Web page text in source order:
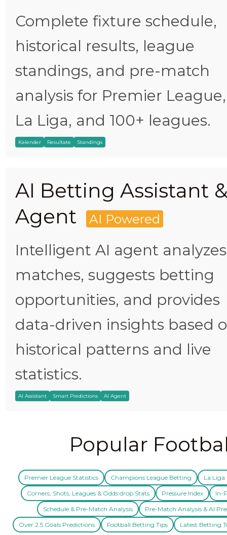
Complete fixture schedule,
historical results, league
standings, and pre-match
analysis for Premier League,
La Liga, and 100+ leagues.
Kalender Resultate Standings
AI Betting Assistant
Agent
AI Powered
Intelligent AI agent analyzes
matches, suggests betting
opportunities, and provides
data-driven insights based
historical patterns and live
statistics.
AI Assistant Smart Predictions AI Agent
Popular
Premier League Statistics Champions League Betting La Liga
Corners, Shots, Leagues & Odds drop Stats Pressure Index In-
Schedule & Pre-Match Analysis Pre-Match Analysis & AI
Over 2.5 Goals Predictions Football Betting Tips Latest Betting